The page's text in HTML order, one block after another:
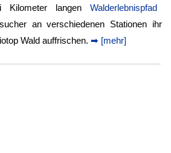
langen Walderlebnispfad
an verschiedenen Stationen ihr
Wald auffrischen. ➡ [mehr]